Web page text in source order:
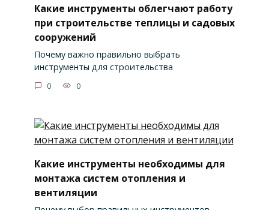
Какие инструменты облегчают работу
при строительстве теплицы и садовых
сооружений
Почему важно правильно выбрать
инструменты для строительства
0 0
Какие инструменты необходимы для
монтажа систем отопления и
вентиляции